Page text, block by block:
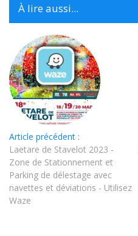
À lire aussi...
Article précédent :
Laetare de Stavelot 2023 -
Zone de Stationnement et
Parking de délestage avec
navettes et déviations - Utilisez
Waze